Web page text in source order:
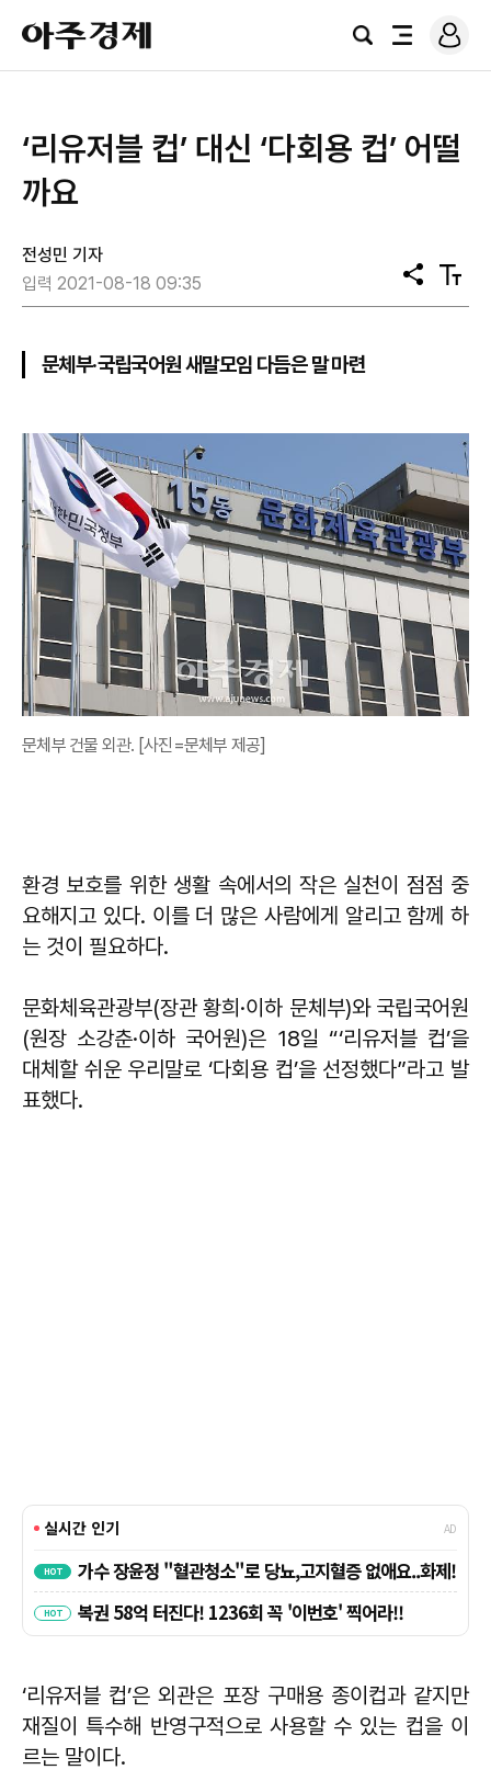
아
주
경
검
전
로
그
‘리유저블 컵’ 대신 ‘다회용 컵’ 어떨
까요
전성민 기자
입력 2021-08-18 09:35
공
유
텍
스
문체부·국립국어원 새말모임 다듬은 말 마련
문체부 건물 외관. [사진=문체부 제공]
환경 보호를 위한 생활 속에서의 작은 실천이 점점 중
요해지고 있다. 이를 더 많은 사람에게 알리고 함께 하
는 것이 필요하다.
문화체육관광부(장관 황희·이하 문체부)와 국립국어원
(원장 소강춘·이하 국어원)은 18일 “‘리유저블 컵’을
대체할 쉬운 우리말로 ‘다회용 컵’을 선정했다”라고 발
표했다.
‘리유저블 컵’은 외관은 포장 구매용 종이컵과 같지만
재질이 특수해 반영구적으로 사용할 수 있는 컵을 이
르는 말이다.